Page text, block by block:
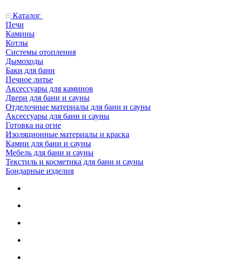
Каталог
Печи
Камины
Котлы
Системы отопления
Дымоходы
Баки для бани
Печное литье
Аксессуары для каминов
Двери для бани и сауны
Отделочные материалы для бани и сауны
Аксессуары для бани и сауны
Готовка на огне
Изоляционные материалы и краска
Камни для бани и сауны
Мебель для бани и сауны
Текстиль и косметика для бани и сауны
Бондарные изделия